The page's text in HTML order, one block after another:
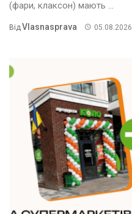
(фари, клаксон) мають ...
Від Vlasnasprava 05.08.2026